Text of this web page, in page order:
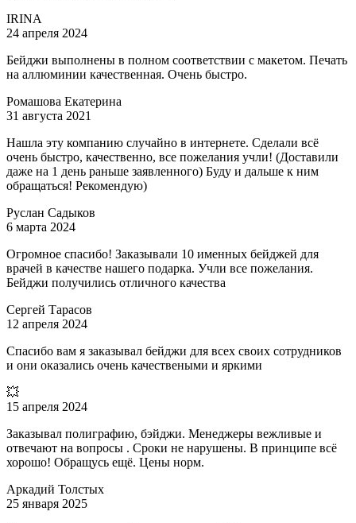
IRINA
24 апреля 2024
Бейджи выполнены в полном соответствии с макетом. Печать
на аллюминии качественная. Очень быстро.
Ромашова Екатерина
31 августа 2021
Нашла эту компанию случайно в интернете. Сделали всё
очень быстро, качественно, все пожелания учли! (Доставили
даже на 1 день раньше заявленного) Буду и дальше к ним
обращаться! Рекомендую)
Руслан Садыков
6 марта 2024
Огромное спасибо! Заказывали 10 именных бейджей для
врачей в качестве нашего подарка. Учли все пожелания.
Бейджи получились отличного качества
Сергей Тарасов
12 апреля 2024
Спасибо вам я заказывал бейджи для всех своих сотрудников
и они оказались очень качествеными и яркими
💥
15 апреля 2024
Заказывал полиграфию, бэйджи. Менеджеры вежливые и
отвечают на вопросы . Сроки не нарушены. В принципе всё
хорошо! Обращусь ещё. Цены норм.
Аркадий Толстых
25 января 2025